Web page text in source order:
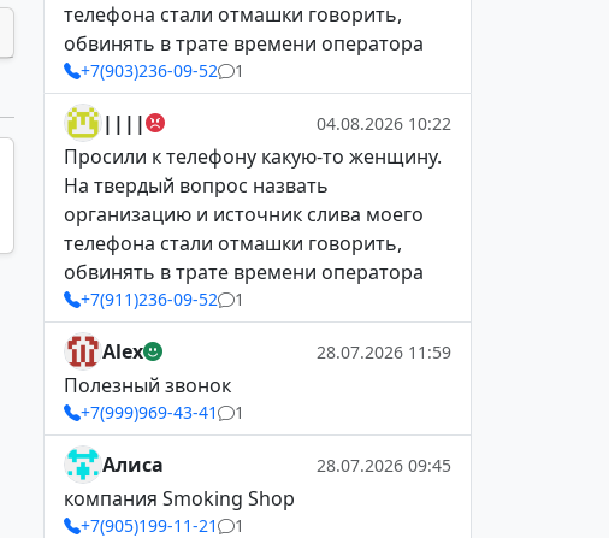
телефона стали отмашки говорить,
обвинять в трате времени оператора
+7(903)236-09-52 1
|||| 04.08.2026 10:22
Просили к телефону какую-то женщину.
На твердый вопрос назвать
организацию и источник слива моего
телефона стали отмашки говорить,
обвинять в трате времени оператора
+7(911)236-09-52 1
Alex 28.07.2026 11:59
Полезный звонок
+7(999)969-43-41 1
Алиса 28.07.2026 09:45
компания Smoking Shop
+7(905)199-11-21 1